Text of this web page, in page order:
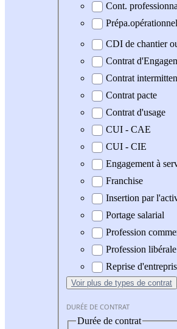
Cont.
CDI de chantier
Contrat
Contrat
Contrat pacte
Contrat d'usage
CUI - CAE
CUI - CIE
Engagement à
Franchise
Insertion par
Portage salarial
Profession
Profession libérale
Reprise
Voir plus de types de contrat
DURÉE DE CONTRAT
Durée de contrat